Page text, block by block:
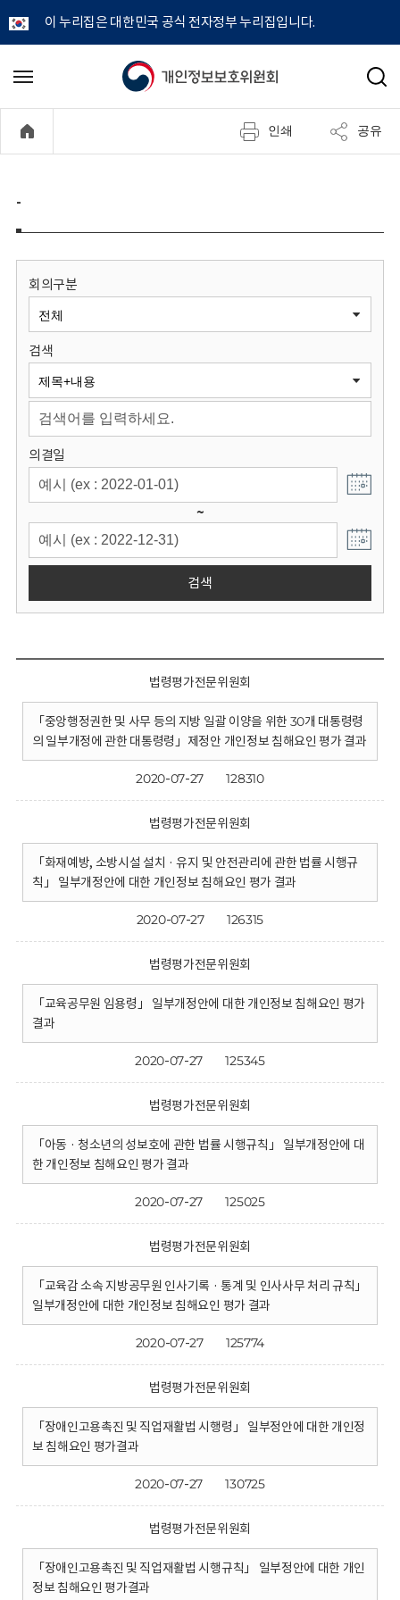
이 누리집은 대한민국 공식 전자정부 누리집입니다.
개
정
보
원
회
메
기
검
인쇄 공유
-
회의구분
검색
의결일
~
검색
법령평가전문위원회
「중앙행정권한 및 사무 등의 지방 일괄 이양을 위한 30개 대통령령
의 일부개정에 관한 대통령령」제정안 개인정보 침해요인 평가 결과
2020-07-27 128310
법령평가전문위원회
「화재예방, 소방시설 설치 · 유지 및 안전관리에 관한 법률 시행규
칙」 일부개정안에 대한 개인정보 침해요인 평가 결과
2020-07-27 126315
법령평가전문위원회
「교육공무원 임용령」 일부개정안에 대한 개인정보 침해요인 평가
결과
2020-07-27 125345
법령평가전문위원회
「아동 · 청소년의 성보호에 관한 법률 시행규칙」 일부개정안에 대
한 개인정보 침해요인 평가 결과
2020-07-27 125025
법령평가전문위원회
「교육감 소속 지방공무원 인사기록 · 통계 및 인사사무 처리 규칙」
일부개정안에 대한 개인정보 침해요인 평가 결과
2020-07-27 125774
법령평가전문위원회
「장애인고용촉진 및 직업재활법 시행령」 일부정안에 대한 개인정
보 침해요인 평가결과
2020-07-27 130725
법령평가전문위원회
「장애인고용촉진 및 직업재활법 시행규칙」 일부정안에 대한 개인
정보 침해요인 평가결과